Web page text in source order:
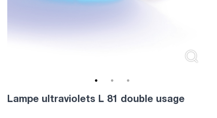
Lampe ultraviolets L 81 double usage